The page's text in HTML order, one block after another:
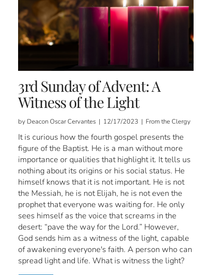
3rd Sunday of Advent: A
Witness of the Light
by Deacon Oscar Cervantes | 12/17/2023 | From the Clergy
It is curious how the fourth gospel presents the
figure of the Baptist. He is a man without more
importance or qualities that highlight it. It tells us
nothing about its origins or his social status. He
himself knows that it is not important. He is not
the Messiah, he is not Elijah, he is not even the
prophet that everyone was waiting for. He only
sees himself as the voice that screams in the
desert: “pave the way for the Lord.” However,
God sends him as a witness of the light, capable
of awakening everyone's faith. A person who can
spread light and life. What is witness the light?